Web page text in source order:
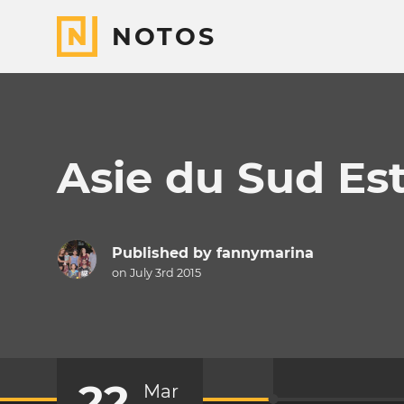
NOTOS
Asie du Sud
Published by fannymarina
on July 3rd 2015
Mar